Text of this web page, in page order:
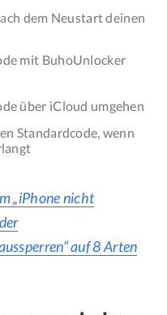
dem Neustart deinen
mit BuhoUnlocker
über iCloud umgehen
Standardcode, wenn
„iPhone nicht
auf 8 Arten